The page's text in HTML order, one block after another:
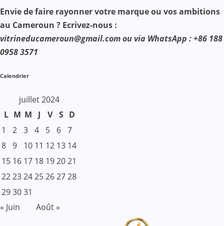
Envie de faire rayonner votre marque ou vos ambitions
au Cameroun ? Ecrivez-nous :
vitrineducameroun@gmail.com ou via WhatsApp : +86 188
0958 3571
Calendrier
juillet 2024
L M M J V S D
1
2 3 4 5 6 7
8 9 10 11 12 13 14
15 16 17 18 192021
22232425262728
293031
« Juin
Août »